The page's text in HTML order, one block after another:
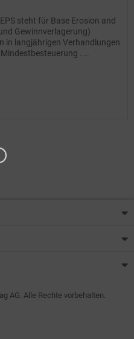
steht für Base Erosion and
Gewinnverlagerung)
in langjährigen Verhandlungen
....
AG. Alle Rechte vorbehalten.